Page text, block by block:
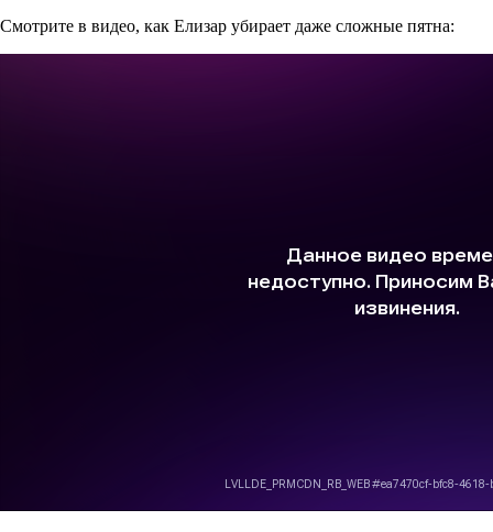
Смотрите в видео, как Елизар убирает даже сложные пятна: